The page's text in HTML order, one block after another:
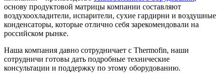
основу продуктовой матрицы компании составляют
воздухоохладители, испарители, сухие гардирни и воздушные
конденсаторы, которые отлично себя зарекомендовали на
российском рынке.
Наша компания давно сотрудничает с Thermofin, наши
сотрудничи готовы дать подробные технические
консультации и поддержку по этому оборудованию.